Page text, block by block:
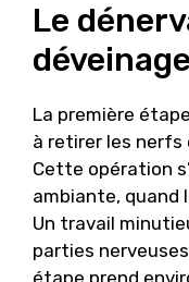
Le
déveinage
La première
à retirer les nerfs
Cette opération
ambiante, quand
Un travail
parties